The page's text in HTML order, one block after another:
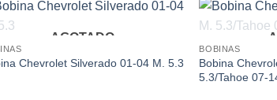
AGOTADO
Chevrolet Silverado 01-04 M. 5.3
BOBINAS
Bobina
5.3/Tahoe 07-